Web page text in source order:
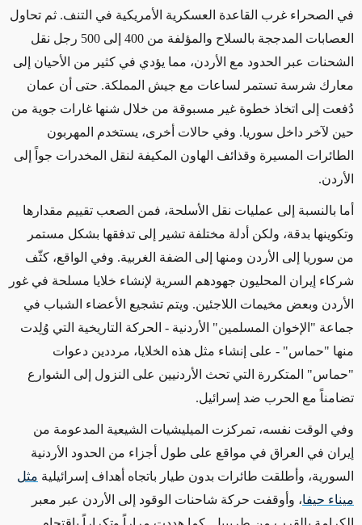
في الصحراء غرب القاعدة العسكرية الأمريكية في التنف. ثم تحاول
العصابات المدججة بالسلاح والمؤلفة من 400 إلى 500 رجل نقل
الشحنات عبر الحدود مع الأردن، مما يؤدي في كثير من الأحيان إلى
معارك شرسة تستمر لساعات مع جيش المملكة. حتى أن عمان
دُفعت إلى اتخاذ خطوة غير مسبوقة من خلال شنها غارات جوية من
حين لآخر داخل سوريا. وفي حالات أخرى، يستخدم المهربون
الطائرات المسيرة وقذائف الهاون المكيفة لنقل المخدرات جواً إلى
الأردن.
أما بالنسبة إلى عمليات نقل الأسلحة، فمن الصعب تقييم مقدارها
وتكوينها بدقة، ولكن أدلة مختلفة تشير إلى تدفقها بشكل مستمر
من سوريا إلى الأردن ومنها إلى الضفة الغربية. وفي الواقع، كثّف
شركاء إيران المحليون جهودهم السرية لإنشاء خلايا مسلحة في غور
الأردن وبعض مخيمات اللاجئين. ويتم تشجيع الأعضاء الشباب في
جماعة "الإخوان المسلمين" الأردنية - الحركة التاريخية التي وُلِدت
منها "حماس" - على إنشاء مثل هذه الخلايا، مرددين دعوات
"حماس" المتكررة التي تحث الأردنيين على النزول إلى الشوارع
تضامناً مع الحرب ضد إسرائيل.
وفي الوقت نفسه، تمركزت الميليشيات الشيعية المدعومة من
إيران في العراق في مواقع على طول أجزاء من الحدود الأردنية
السورية، وأطلقت طائرات بدون طيار باتجاه أهداف إسرائيلية مثل
ميناء حيفا، وأوقفت حركة شاحنات الوقود إلى الأردن عبر معبر